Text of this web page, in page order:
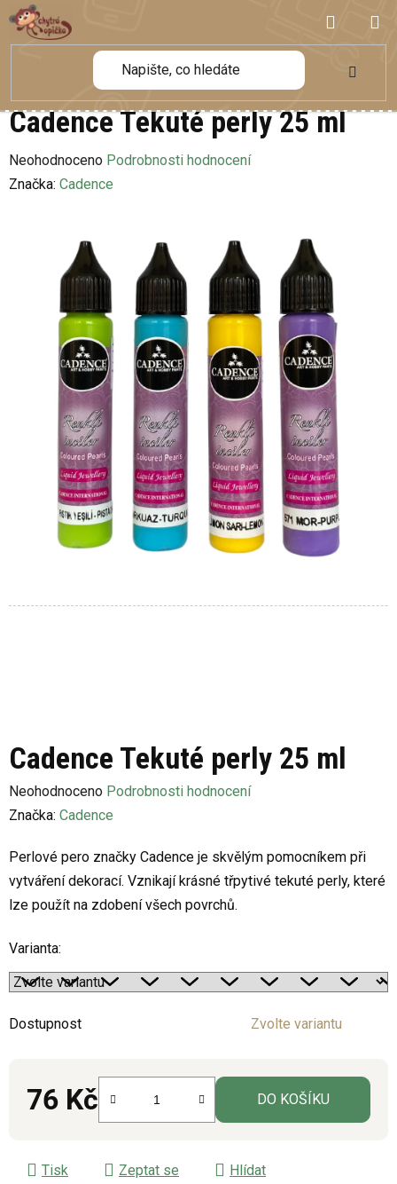
Přejít
na
obsah
KOŠÍK
Cadence Tekuté perly 25 ml
Průměrné
hodnocení
je
0,0
z
hvězdiček.
Neohodnoceno Podrobnosti hodnocení
Značka: Cadence
Perlové pero značky Cadence je skvělým pomocníkem při
vytváření dekorací. Vznikají krásné třpytivé tekuté perly, které
lze použít na zdobení všech povrchů.
Varianta:
Dostupnost Zvolte variantu
76 Kč
Měrná cena:
DO KOŠÍKU
Tisk Zeptat se
Hlídat
Cadence Tekuté perly 25 ml
Průměrné
hodnocení
hvězdiček.
Neohodnoceno Podrobnosti hodnocení
Značka: Cadence